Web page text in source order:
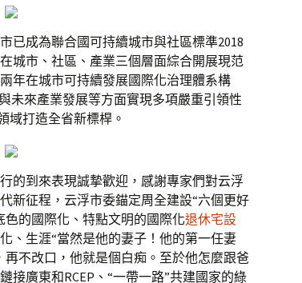
已成為聯合國可持續城市與社區標準2018
城市、社區、產業三個層面綜合開展現范
年在城市可持續發展國際化治理體系構
未來產業發展等方面實現多項嚴重引領性
域打造全省新標桿。
的到來表現誠摯歡迎，感謝專家們對云浮
新征程，云浮市委錨定周全建設“六個更好
色的國際化、特點文明的國際化退休宅設
、生涯“當然是他的妻子！他的第一任妻
不改口，他就是個白痴。至於他怎麼跟爸
接廣東和RCEP、“一帶一路”共建國家的綠